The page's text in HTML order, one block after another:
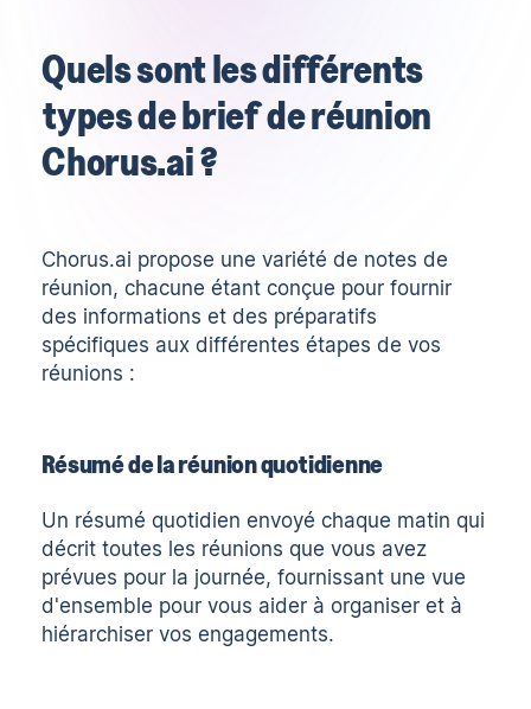
Quels sont les différents
types de brief de réunion
Chorus.ai ?
Chorus.ai propose une variété de notes de
réunion, chacune étant conçue pour fournir
des informations et des préparatifs
spécifiques aux différentes étapes de vos
réunions :
Résumé de la réunion quotidienne
Un résumé quotidien envoyé chaque matin qui
décrit toutes les réunions que vous avez
prévues pour la journée, fournissant une vue
d'ensemble pour vous aider à organiser et à
hiérarchiser vos engagements.